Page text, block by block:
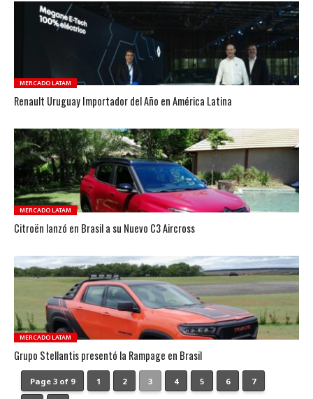
MERCADO LATAM
Renault Uruguay Importador del Año en América Latina
MERCADO LATAM
Citroën lanzó en Brasil a su Nuevo C3 Aircross
MERCADO LATAM
Grupo Stellantis presentó la Rampage en Brasil
Page 3 of 9 1 2 3 4 5 6 7